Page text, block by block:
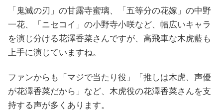
「鬼滅の刃」の甘露寺蜜璃、「五等分の花嫁」の中野
一花、「ニセコイ」の小野寺小咲など、幅広いキャラ
を演じ分ける花澤香菜さんですが、高飛車な木虎藍も
上手に演じていますね。
ファンからも「マジで当たり役」「 推しは木虎、声優
が花澤香菜だから 」など、木虎役の花澤香菜さんを支
持する声が多くあります。